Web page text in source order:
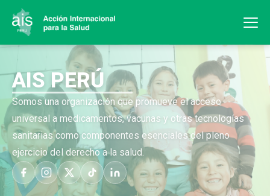
AIS PERÚ
Somos una organización que promueve el acceso
universal a medicamentos, vacunas y otras tecnologías
sanitarias como componentes esenciales del pleno
ejercicio del derecho a la salud.